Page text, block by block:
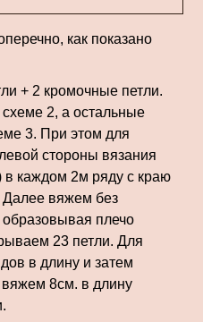
как показано
+ 2 кромочные петли.
2, а остальные
3. При этом для
стороны вязания
в каждом 2м ряду с краю
Далее вяжем без
плечо
23 петли. Для
в длину и затем
8см. в длину